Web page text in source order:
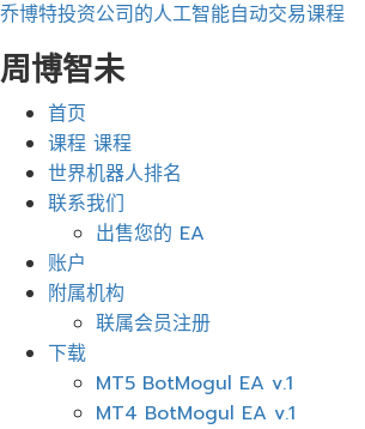
乔博特投资公司的人工智能自动交易课程
周博智未
首页
课程 课程
世界机器人排名
联系我们
出售您的 EA
账户
附属机构
联属会员注册
下载
MT5 BotMogul EA v.1
MT4 BotMogul EA v.1